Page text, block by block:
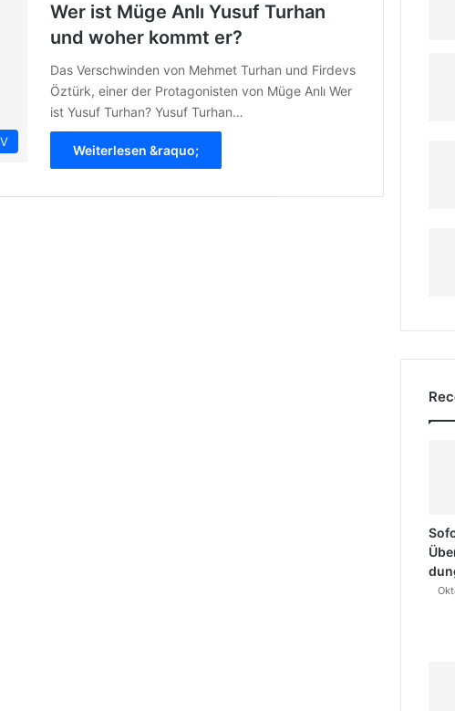
Wer ist Müge Anlı Yusuf Turhan
und woher kommt er?
Das Verschwinden von Mehmet Turhan und Firdevs
Öztürk, einer der Protagonisten von Müge Anlı Wer
ist Yusuf Turhan? Yusuf Turhan…
Weiterlesen &raquo;